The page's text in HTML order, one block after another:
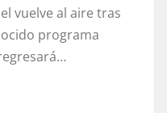
vuelve al aire tras
programa